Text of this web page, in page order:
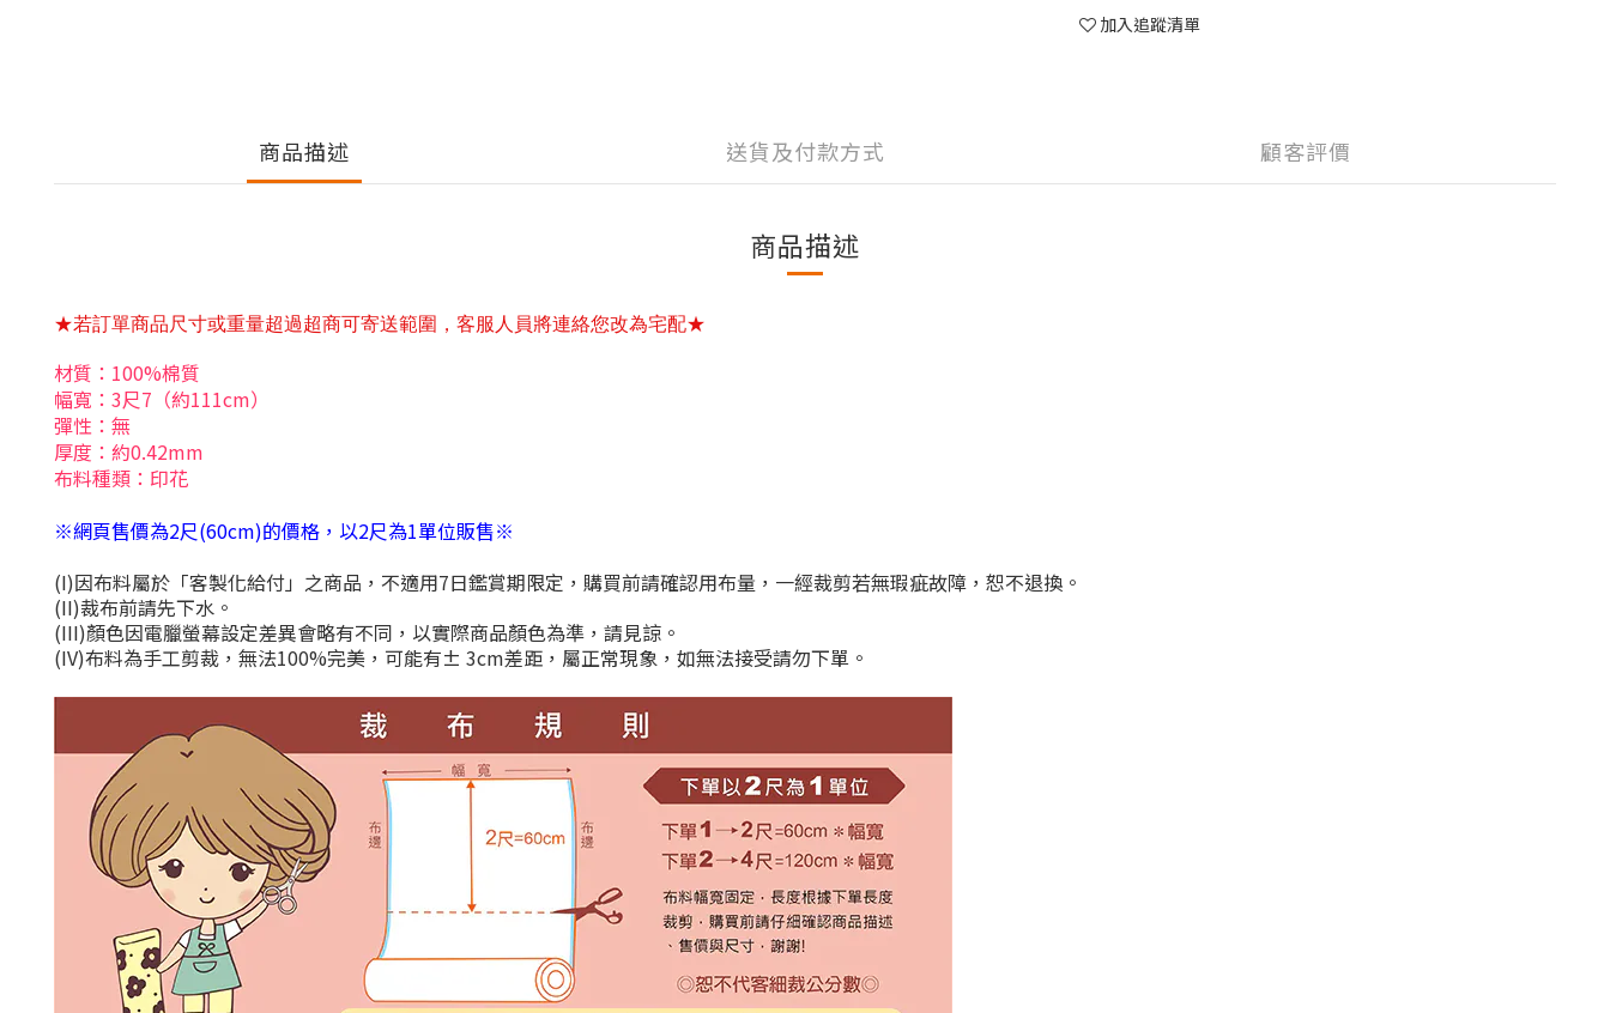
加入追蹤清單
商品描述 送貨及付款方式 顧客評價
商品描述
★若訂單商品尺寸或重量超過超商可寄送範圍，客服人員將連絡您改為宅配★
材質：100%棉質
幅寬：3尺7（約111cm）
彈性：無
厚度：約0.42mm
布料種類：印花
※網頁售價為2尺(60cm)的價格，以2尺為1單位販售※
(I)因布料屬於「客製化給付」之商品，不適用7日鑑賞期限定，購買前請確認用布量，一經裁剪若無瑕疵故障，恕不退換。
(II)裁布前請先下水。
(III)顏色因電臘螢幕設定差異會略有不同，以實際商品顏色為準，請見諒。
(IV)布料為手工剪裁，無法100%完美，可能有± 3cm差距，屬正常現象，如無法接受請勿下單。